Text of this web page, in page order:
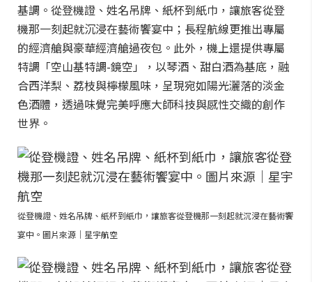
基調。從登機證、姓名吊牌、紙杯到紙巾，讓旅客從登
機那一刻起就沉浸在藝術饗宴中；長程航線更推出專屬
的經濟艙與豪華經濟艙過夜包。此外，機上還提供專屬
特調「空山基特調-鏡空」，以琴酒、甜白酒為基底，融
合西洋梨、荔枝與檸檬風味，呈現宛如陽光灑落的淡金
色酒體，透過味覺完美呼應大師科技與感性交織的創作
世界。
從登機證、姓名吊牌、紙杯到紙巾，讓旅客從登機那一刻起就沉浸在藝術饗
宴中。圖片來源｜星宇航空